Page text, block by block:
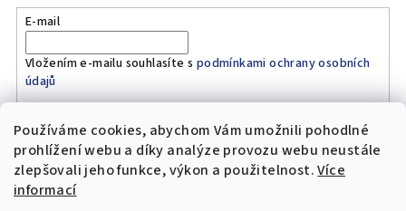
Používáme cookies, abychom Vám umožnili pohodlné
prohlížení webu a díky analýze provozu webu neustále
zlepšovali jeho funkce, výkon a použitelnost.Více
informací
E-mail
Vložením e-mailu souhlasíte s podmínkami ochrany osobních
údajů
Přihlásit se